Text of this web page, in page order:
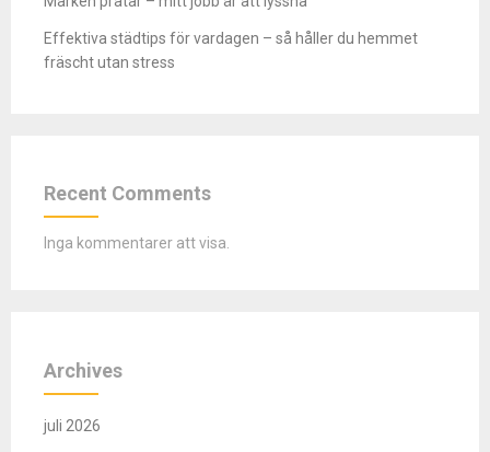
Effektiva städtips för vardagen – så håller du hemmet
fräscht utan stress
Recent Comments
Inga kommentarer att visa.
Archives
juli 2026